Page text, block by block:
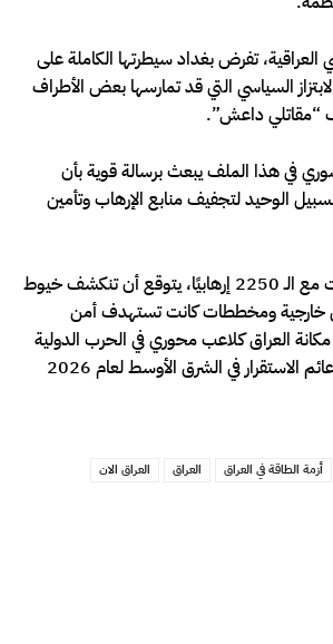
العراقية، تفرض بغداد سيطرتها الكاملة على
السياسي التي قد تمارسها بعض الأطراف
“مقاتلي داعش”.
في هذا الملف يبعث برسالة قوية بأن
الوحيد لتجفيف منابع الإرهاب وتأمين
ومع استمرار التحقيقات مع الـ 2250 إرهابيًا، يتوقع أن تنكشف خيوط
خارجية ومخططات كانت تستهدف أمن
العراق كلاعب محوري في الحرب الدولية
ضد الإرهاب وتثبيت دعائم الاستقرار في الشرق الأوسط لعام 2026
أزمة الطاقة في العراق العراق
العراق الان